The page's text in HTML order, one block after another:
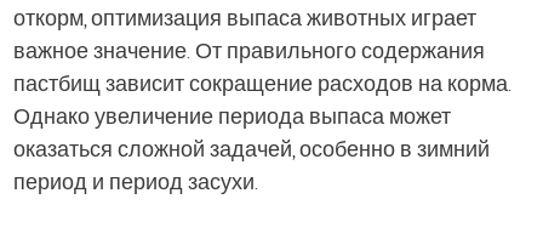
откорм, оптимизация выпаса животных играет
важное значение. От правильного содержания
пастбищ зависит сокращение расходов на корма.
Однако увеличение периода выпаса может
оказаться сложной задачей, особенно в зимний
период и период засухи.